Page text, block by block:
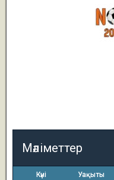
Мәліметтер
Күні Уақыты